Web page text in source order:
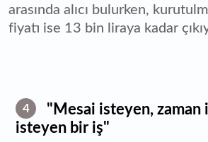
arasında alıcı bulurken,
fiyatı ise 13 bin liraya kadar
4
"Mesai isteyen, zaman
isteyen bir iş"